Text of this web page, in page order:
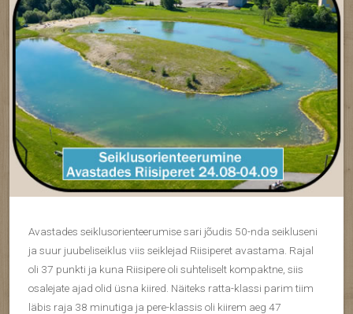
Avastades seiklusorienteerumise sari jõudis 50-nda seikluseni
ja suur juubeliseiklus viis seiklejad Riisiperet avastama. Rajal
oli 37 punkti ja kuna Riisipere oli suhteliselt kompaktne, siis
osalejate ajad olid üsna kiired. Näiteks ratta-klassi parim tiim
läbis raja 38 minutiga ja pere-klassis oli kiirem aeg 47